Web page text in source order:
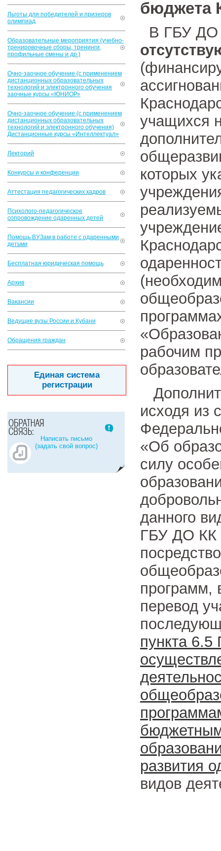
Льготы для победителей и призеров
олимпиад
Образовательные мероприятия (учебно-
тренировочные сборы, тренинги,
профильные смены и др.)
Очно-заочное обучение (с применением
дистанционных образовательных
технологий и электронного обучения
заочные курсы «ЮНИОР»
Очно-заочное обучение (с применением
дистанционных образовательных
технологий и электронного обучения)
Дистанционные курсы «Интеллектуал»
Лекторий
Конкурсы и конференции
Аттестация педагогических кадров
Психолого-педагогическое
сопровождение одаренных детей
Помощь ВУЗам в работе с одаренными
детьми
Бесплатная юридическая помощь
Архив
Вакансии
Ведущие вузы России и Кубани
Обращения граждан
Единая система
регистрации
Написать письмо
(задать свой вопрос)
бюджета
В ГБУ ДО
учащихся
которых
рабочим
исходя из
«Об
силу
данного
ГБУ ДО КК
программ,
перевод
пункта 6.5
развития
видов